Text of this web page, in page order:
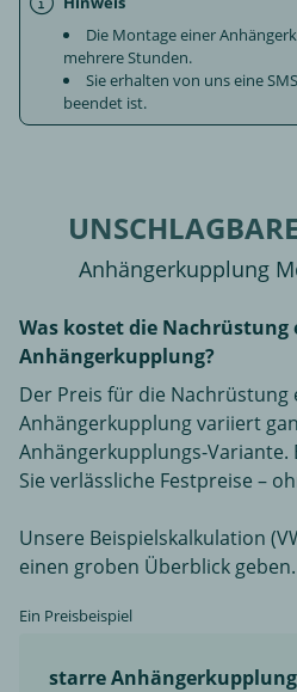
Die Montage einer
mehrere Stunden.
Sie erhalten von uns eine
beendet ist.
Anhängerkupplung
Was kostet die Nachrüstung
Anhängerkupplung?
Der Preis für die Nachrüstung
Anhängerkupplung variiert
Anhängerkupplungs-Variante.
Sie verlässliche Festpreise –
Unsere Beispielskalkulation
einen groben Überblick geben.
Ein Preisbeispiel
starre